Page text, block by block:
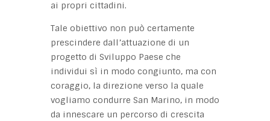
ai propri cittadini.
Tale obiettivo non può certamente
prescindere dall’attuazione di un
progetto di Sviluppo Paese che
individui sì in modo congiunto, ma con
coraggio, la direzione verso la quale
vogliamo condurre San Marino, in modo
da innescare un percorso di crescita